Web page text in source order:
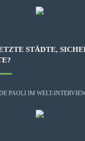
STÄDTE,
PAOLI IM WELT-